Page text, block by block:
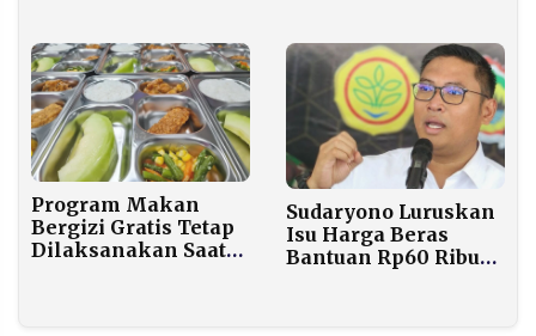
Program Makan
Bergizi Gratis Tetap
Dilaksanakan Saat
Sudaryono Luruskan
Isu Harga Beras
Bantuan Rp60 Ribu